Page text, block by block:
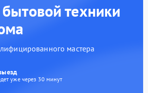
техники
мастера
уже через 30 минут